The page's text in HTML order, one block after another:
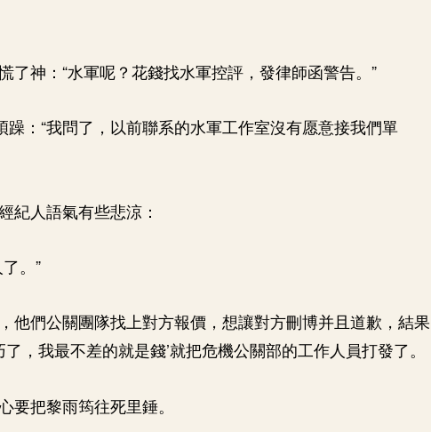
了神：“水軍呢？花錢找水軍控評，發律師函警告。”
躁：“我問了，以前聯系的水軍工作室沒有愿意接我們單
紀人語氣有些悲涼：
。”
他們公關團隊找上對方報價，想讓對方刪博并且道歉，結果
，我最不差的就是錢’就把危機公關部的工作人員打發了。
要把黎雨筠往死里錘。